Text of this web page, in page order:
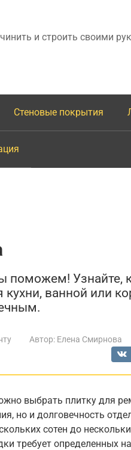
и строить своими
Стеновые покрытия
поможем! Узнайте,
ванной или
Автор: Елена Смирнова
выбрать плитку для
но и долговечность
сотен до
требует определенных